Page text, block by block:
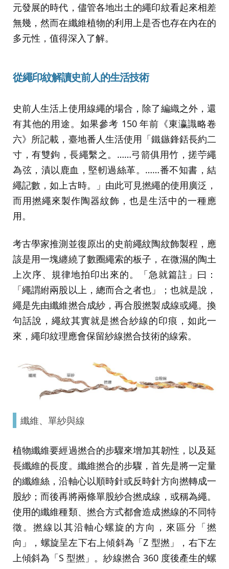
元發展的時代，儘管各地出土的繩印紋看起來相差
無幾，然而在纖維植物的利用上是否也存在內在的
多元性，值得深入了解。
從繩印紋解讀史前人的生活技術
史前人生活上使用線繩的場合，除了編織之外，還
有其他的用途。如果參考 150 年前《東瀛識略卷
六》所記載，臺地番人生活使用「鐵鏃鋒銛長約二
寸，有雙鉤，長繩繫之。……弓箭俱用竹，搓苧繩
為弦，漬以鹿血，堅軔過絲革。……番不知書，結
繩記數，如上古時。」由此可見撚繩的使用廣泛，
而用撚繩來製作陶器紋飾，也是生活中的一種應
用。
考古學家推測並復原出的史前繩紋陶紋飾製程，應
該是用一塊纏繞了數圈繩索的板子，在微濕的陶土
上次序、規律地拍印出來的。「急就篇註」曰：
「繩謂紨兩股以上，總而合之者也」；也就是說，
繩是先由纖維撚合成紗，再合股撚製成線或繩。換
句話說，繩紋其實就是撚合紗線的印痕，如此一
來，繩印紋理應會保留紗線撚合技術的線索。
纖維、單紗與線
植物纖維要經過撚合的步驟來增加其韌性，以及延
長纖維的長度。纖維撚合的步驟，首先是將一定量
的纖維絲，沿軸心以順時針或反時針方向撚轉成一
股紗；而後再將兩條單股紗合撚成線，或稱為繩。
使用的纖維種類、撚合方式都會造成撚線的不同特
徵。撚線以其沿軸心螺旋的方向，來區分「撚
向」，螺旋呈左下右上傾斜為「Z 型撚」，右下左
上傾斜為「S 型撚」。紗線撚合 360 度後產生的螺